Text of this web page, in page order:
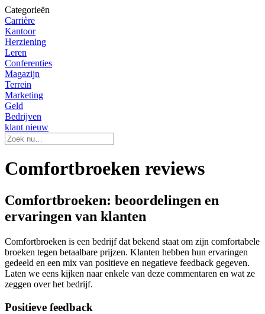
Categorieën
Carrière
Kantoor
Herziening
Leren
Conferenties
Magazijn
Terrein
Marketing
Geld
Bedrijven
klant nieuw
Comfortbroeken reviews
Comfortbroeken: beoordelingen en
ervaringen van klanten
Comfortbroeken is een bedrijf dat bekend staat om zijn comfortabele
broeken tegen betaalbare prijzen. Klanten hebben hun ervaringen
gedeeld en een mix van positieve en negatieve feedback gegeven.
Laten we eens kijken naar enkele van deze commentaren en wat ze
zeggen over het bedrijf.
Positieve feedback